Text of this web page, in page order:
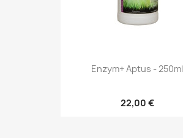
Enzym+ Aptus - 250ml
22,00 €